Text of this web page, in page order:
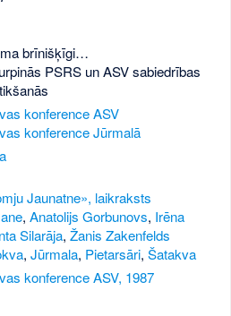
brīnišķīgi…
PSRS un ASV sabiedrības
konference ASV
konference Jūrmalā
Jaunatne», laikraksts
,Anatolijs Gorbunovs, Irēna
Silarāja,Žanis Zakenfelds
,Jūrmala, Pietarsāri,Šatakva
konference ASV, 1987